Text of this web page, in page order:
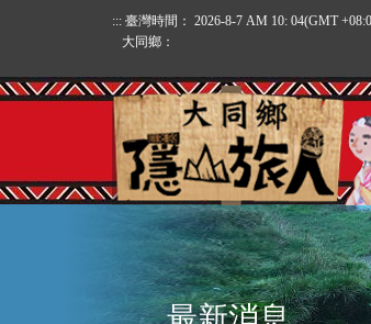
::: 臺灣時間： 2026-8-7 AM 10: 04(GMT
大同鄉：